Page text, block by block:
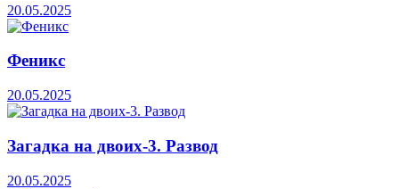
20.05.2025
Феникс
20.05.2025
Загадка на двоих-3. Развод
20.05.2025